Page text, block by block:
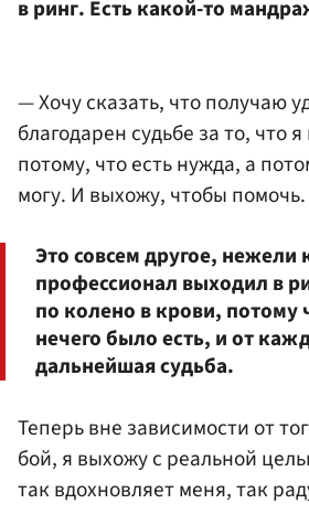
в ринг. Есть какой-то
— Хочу сказать, что получаю
благодарен судьбе за то, что
потому, что есть нужда, а
могу. И выхожу, чтобы помочь.
Это совсем другое, нежели
профессионал выходил в
по колено в крови, потому
нечего было есть, и от
дальнейшая судьба.
Теперь вне зависимости от
бой, я выхожу с реальной
так вдохновляет меня, так